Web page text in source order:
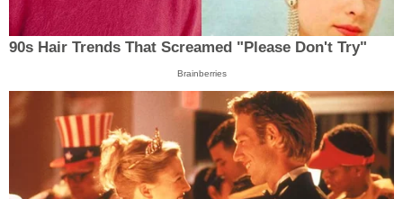
90s Hair Trends That Screamed "Please Don't Try"
Brainberries